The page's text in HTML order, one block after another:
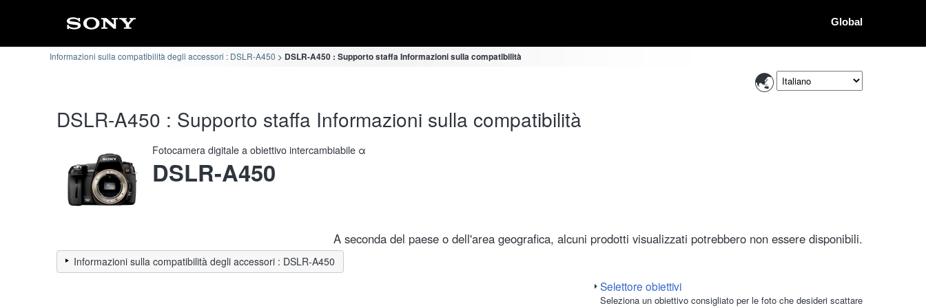
Global
Informazioni sulla compatibilità degli accessori : DSLR-A450 DSLR-A450 : Supporto staffa Informazioni sulla compatibilità
DSLR-A450 : Supporto staffa Informazioni sulla compatibilità
Fotocamera digitale a obiettivo intercambiabile α
DSLR-A450
A seconda del paese o dell'area geografica, alcuni prodotti visualizzati potrebbero non essere disponibili.
Informazioni sulla compatibilità degli accessori : DSLR-A450
Selettore obiettivi
Seleziona un obiettivo consigliato per le foto che desideri scattare